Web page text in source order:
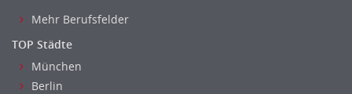
Mehr Berufsfelder
TOP Städte
München
Berlin